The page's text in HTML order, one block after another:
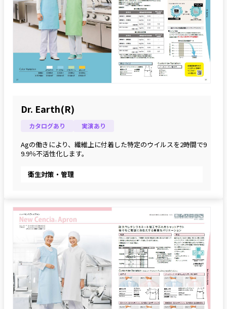
Dr. Earth(R)
カタログあり 実演あり
Agの働きにより、繊維上に付着した特定のウイルスを2時間で9
9.9％不活性化します。
衛生対策・管理